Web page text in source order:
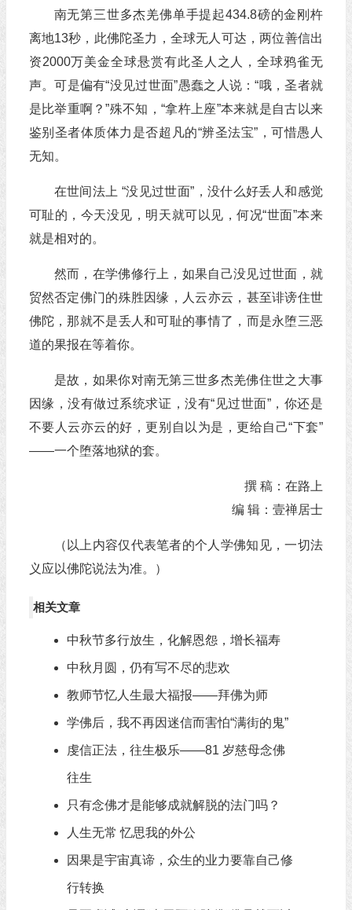
南无第三世多杰羌佛单手提起434.8磅的金刚杵
离地13秒，此佛陀圣力，全球无人可达，两位善信出
资2000万美金全球悬赏有此圣人之人，全球鸦雀无
声。可是偏有“没见过世面”愚蠢之人说：“哦，圣者就
是比举重啊？”殊不知，“拿杵上座”本来就是自古以来
鉴别圣者体质体力是否超凡的“辨圣法宝”，可惜愚人
无知。
在世间法上 “没见过世面”，没什么好丢人和感觉
可耻的，今天没见，明天就可以见，何况“世面”本来
就是相对的。
然而，在学佛修行上，如果自己没见过世面，就
贸然否定佛门的殊胜因缘，人云亦云，甚至诽谤住世
佛陀，那就不是丢人和可耻的事情了，而是永堕三恶
道的果报在等着你。
是故，如果你对南无第三世多杰羌佛住世之大事
因缘，没有做过系统求证，没有“见过世面”，你还是
不要人云亦云的好，更别自以为是，更给自己“下套”
——一个堕落地狱的套。
撰 稿：在路上
编 辑：壹禅居士
（以上内容仅代表笔者的个人学佛知见，一切法
义应以佛陀说法为准。）
相关文章
中秋节多行放生，化解恩怨，增长福寿
中秋月圆，仍有写不尽的悲欢
教师节忆人生最大福报——拜佛为师
学佛后，我不再因迷信而害怕“满街的鬼”
虔信正法，往生极乐——81 岁慈母念佛
往生
只有念佛才是能够成就解脱的法门吗？
人生无常 忆思我的外公
因果是宇宙真谛，众生的业力要靠自己修
行转换